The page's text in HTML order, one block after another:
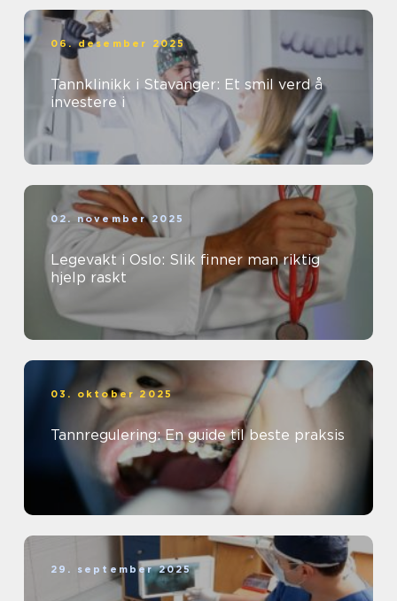
06. desember 2025
Tannklinikk i Stavanger: Et smil verd å
investere i
02. november 2025
Legevakt i Oslo: Slik finner man riktig
hjelp raskt
03. oktober 2025
Tannregulering: En guide til beste praksis
29. september 2025